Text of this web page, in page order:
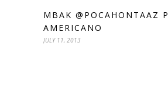
MBAK @POCAHONTAAZ
AMERICANO
JULY 11, 2013